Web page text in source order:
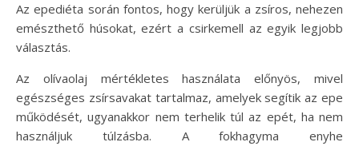
Az epediéta során fontos, hogy kerüljük a zsíros, nehezen
emészthető húsokat, ezért a csirkemell az egyik legjobb
választás.
Az olívaolaj mértékletes használata előnyös, mivel
egészséges zsírsavakat tartalmaz, amelyek segítik az epe
működését, ugyanakkor nem terhelik túl az epét, ha nem
használjuk túlzásba. A fokhagyma enyhe